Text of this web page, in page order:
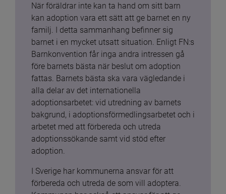
När föräldrar inte kan ta hand om sitt barn
kan adoption vara ett sätt att ge barnet en ny
familj. I detta sammanhang befinner sig
barnet i en mycket utsatt situation. Enligt FN:s
Barnkonvention får inga andra intressen gå
före barnets bästa när beslut om adoption
fattas. Barnets bästa ska vara vägledande i
alla delar av det internationella
adoptionsarbetet: vid utredning av barnets
bakgrund, i adoptionsförmedlingsarbetet och i
arbetet med att förbereda och utreda
adoptionssökande samt vid stöd efter
adoption.
I Sverige har kommunerna ansvar för att
förbereda och utreda de som vill adoptera.